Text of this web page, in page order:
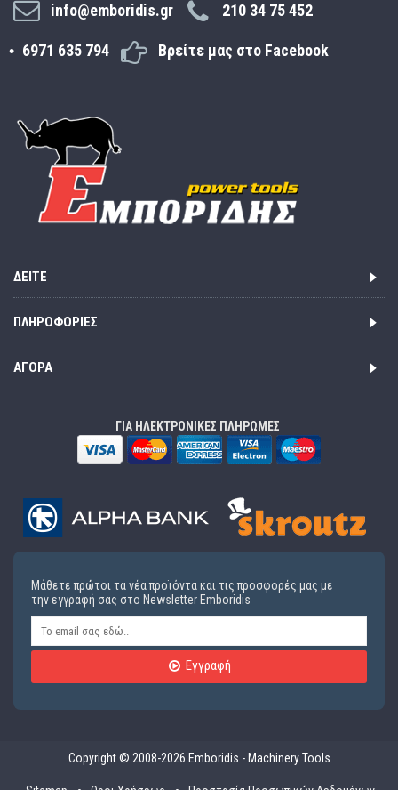
info@emboridis.gr
210 34 75 452
6971 635 794 Βρείτε μας στο Facebook
ΔΕΊΤΕ
ΠΛΗΡΟΦΟΡΊΕΣ
ΑΓΟΡΆ
ΓΙΑ ΗΛΕΚΤΡΟΝΙΚΕΣ ΠΛΗΡΩΜΕΣ
Μάθετε πρώτοι τα νέα προϊόντα και τις προσφορές μας με
την εγγραφή σας στο Newsletter Emboridis
Εγγραφή
Copyright © 2008-2026 Emboridis - Machinery Tools